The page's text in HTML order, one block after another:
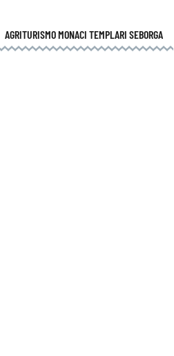
AGRITURISMO MONACI TEMPLARI SEBORGA